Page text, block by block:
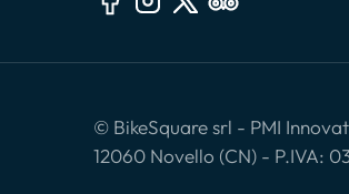
© BikeSquare srl - PMI
12060 Novello (CN) - P.IVA: